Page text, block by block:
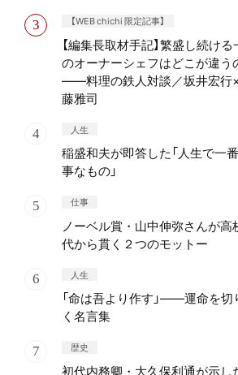
【WEB chichi 限定記事】
【編集長取材手記】繁盛し続け
のオーナーシェフはどこが違う
——料理の鉄人対談／坂井宏行
藤雅司
人生
稲盛和夫が即答した「人生で一
事なもの」
仕事
ノーベル賞・山中伸弥さんが高
代から貫く２つのモットー
人生
「命は吾より作す」——運命を切
く名言集
歴史
初代内務卿・大久保利通が示し